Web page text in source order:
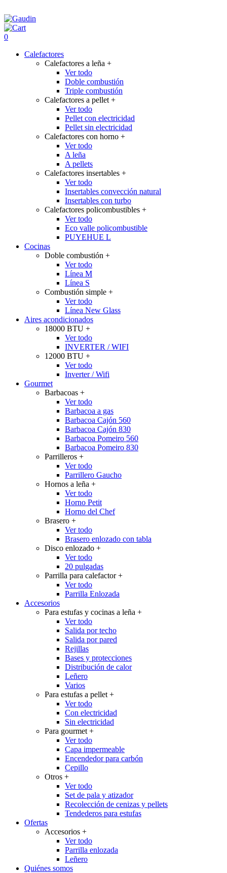
0
Calefactores
Calefactores a leña +
Ver todo
Doble combustión
Triple combustión
Calefactores a pellet +
Ver todo
Pellet con electricidad
Pellet sin electricidad
Calefactores con horno +
Ver todo
A leña
A pellets
Calefactores insertables +
Ver todo
Insertables convección natural
Insertables con turbo
Calefactores policombustibles +
Ver todo
Eco valle policombustible
PUYEHUE L
Cocinas
Doble combustión +
Ver todo
Línea M
Línea S
Combustión simple +
Ver todo
Línea New Glass
Aires acondicionados
18000 BTU +
Ver todo
INVERTER / WIFI
12000 BTU +
Ver todo
Inverter / Wifi
Gourmet
Barbacoas +
Ver todo
Barbacoa a gas
Barbacoa Cajón 560
Barbacoa Cajón 830
Barbacoa Pomeiro 560
Barbacoa Pomeiro 830
Parrilleros +
Ver todo
Parrillero Gaucho
Hornos a leña +
Ver todo
Horno Petit
Horno del Chef
Brasero +
Ver todo
Brasero enlozado con tabla
Disco enlozado +
Ver todo
20 pulgadas
Parrilla para calefactor+
Ver todo
Parrilla Enlozada
Accesorios
Para estufas y cocinas a leña +
Ver todo
Salida por techo
Salida por pared
Rejillas
Bases y protecciones
Distribución de calor
Leñero
Varios
Para estufas a pellet +
Ver todo
Con electricidad
Sin electricidad
Para gourmet +
Ver todo
Capa impermeable
Encendedor para carbón
Cepillo
Otros +
Ver todo
Set de pala y atizador
Recolección de cenizas y pellets
Tendederos para estufas
Ofertas
Accesorios +
Ver todo
Parrilla enlozada
Leñero
Quiénes somos